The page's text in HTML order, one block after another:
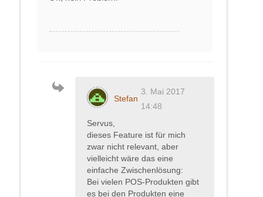
Stefan
3. Mai 2017
14:48
Servus,
dieses Feature ist für mich
zwar nicht relevant, aber
vielleicht wäre das eine
einfache Zwischenlösung:
Bei vielen POS-Produkten gibt
es bei den Produkten eine